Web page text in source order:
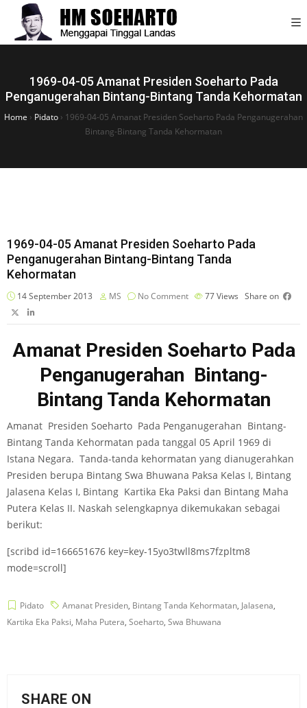
1969-04-05 Amanat Presiden Soeharto Pada
Penganugerahan Bintang-Bintang Tanda Kehormatan
Home › Pidato › 1969-04-05 Amanat Presiden Soeharto Pada Penganugerahan
Bintang-Bintang Tanda Kehormatan
1969-04-05 Amanat Presiden Soeharto Pada
Penganugerahan Bintang-Bintang Tanda
Kehormatan
14 September 2013 MS No Comment 77Views Share on
Amanat Presiden Soeharto Pada
Penganugerahan Bintang-
Bintang Tanda Kehormatan
Amanat Presiden Soeharto Pada Penganugerahan Bintang-
Bintang Tanda Kehormatan pada tanggal 05 April 1969 di
Istana Negara. Tanda-tanda kehormatan yang dianugerahkan
Presiden berupa Bintang Swa Bhuwana Paksa Kelas I, Bintang
Jalasena Kelas I, Bintang Kartika Eka Paksi dan Bintang Maha
Putera Kelas II. Naskah selengkapnya dikemukakan sebagai
berikut:
[scribd id=166651676 key=key-15yo3twll8ms7fzpltm8
mode=scroll]
Pidato Amanat Presiden, Bintang Tanda Kehormatan, Jalasena,
Kartika Eka Paksi, Maha Putera, Soeharto, Swa Bhuwana
SHARE ON